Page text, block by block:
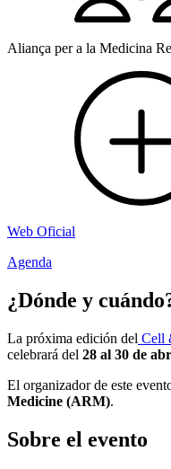
Aliança per a la Medicina
Web Oficial
Agenda
¿Dónde y
La próxima edición del Cell
celebrará del 28 al 30 de
El organizador de este
Medicine (ARM).
Sobre el evento